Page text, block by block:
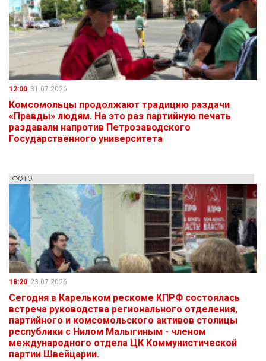
12:00 31.07.2026
Комсомольцы продолжают традицию раздачи
«Правды» людям. На это раз партийную печать
раздавали напротив Петрозаводского
Государственного университета
ФОТО
18:20 23.07.2026
Сегодня в Карельком рескоме КПРФ состоялась
встреча руководства регионального отделения,
партийного и комсомольского активов столицы
республики с Нилом Малыгиным - членом
международного отдела ЦК Коммунистической
партии Швейцарии.